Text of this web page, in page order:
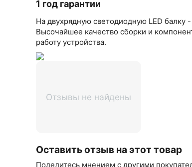
1 год гарантии
На двухрядную светодиодную LED балку
Высочайшее качество сборки и
работу устройства.
Отзывы не найдены
Оставить отзыв на этот товар
Поделитесь мнением с другими